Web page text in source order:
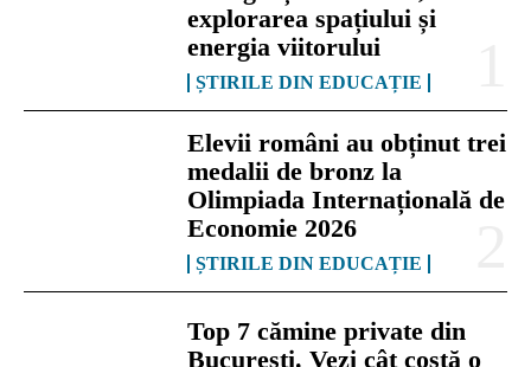
explorarea spațiului și
energia viitorului
ȘTIRILE DIN EDUCAȚIE
Elevii români au obținut trei
medalii de bronz la
Olimpiada Internațională de
Economie 2026
ȘTIRILE DIN EDUCAȚIE
Top 7 cămine private din
București. Vezi cât costă o